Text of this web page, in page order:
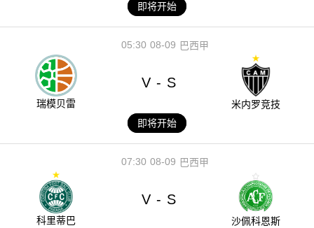
即将开始
08-09
05:30 巴西甲
瑞模贝雷
V - S
米内罗竞技
即将开始
08-09
07:30 巴西甲
科里蒂巴
V - S
沙佩科恩斯